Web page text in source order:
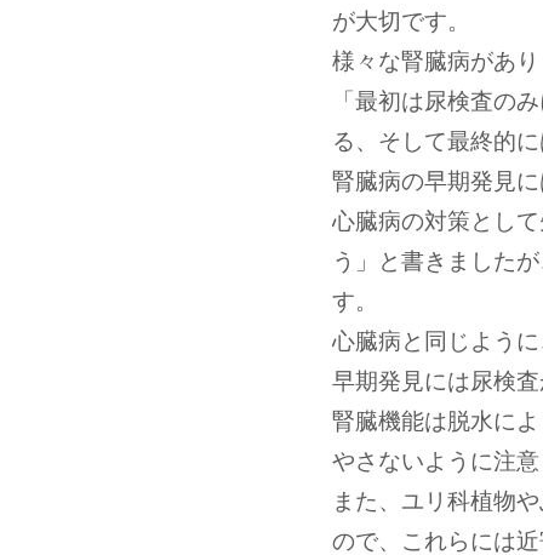
が大切です。
様々な腎臓病があ
「最初は尿検査の
る、そして最終的
腎臓病の早期発見
心臓病の対策とし
う」と書きました
す。
心臓病と同じよう
早期発見には尿検
腎臓機能は脱水に
やさないように注
また、ユリ科植物
ので、これらには